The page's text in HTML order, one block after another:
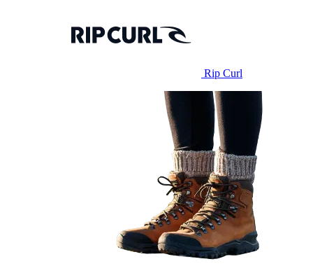
Rip Curl